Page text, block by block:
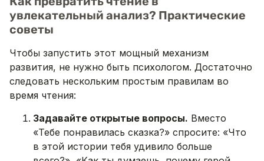
увлекательный анализ? Практические
советы
Чтобы запустить этот мощный механизм
развития, не нужно быть психологом. Достаточно
следовать нескольким простым правилам во
время чтения:
Задавайте открытые вопросы. Вместо
«Тебе понравилась сказка?» спросите: «Что
в этой истории тебя удивило больше